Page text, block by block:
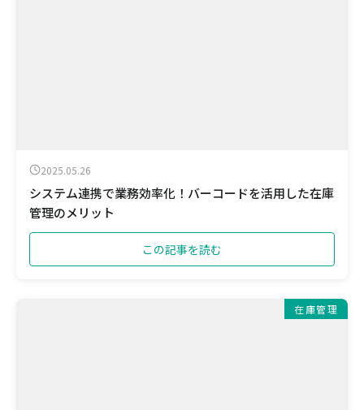
2025.05.26
システム連携で業務効率化！バーコードを活用した在庫
管理のメリット
この記事を読む
在庫管理